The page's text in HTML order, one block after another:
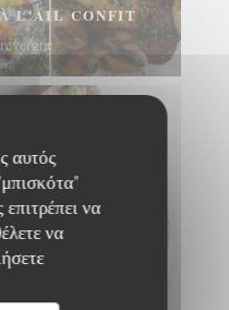
αυτός
να
να
À L'AIL CONFIT